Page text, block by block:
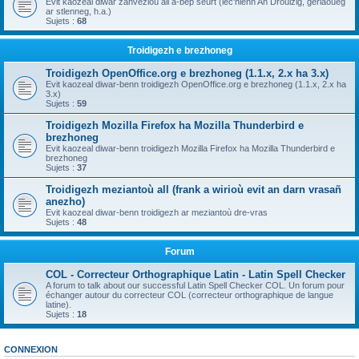
ar stlenneg, h.a.)
Sujets : 68
Troidigezh e brezhoneg
Troidigezh OpenOffice.org e brezhoneg (1.1.x, 2.x ha 3.x)
Evit kaozeal diwar-benn troidigezh OpenOffice.org e brezhoneg (1.1.x, 2.x ha
3.x)
Sujets : 59
Troidigezh Mozilla Firefox ha Mozilla Thunderbird e
brezhoneg
Evit kaozeal diwar-benn troidigezh Mozilla Firefox ha Mozilla Thunderbird e
brezhoneg
Sujets : 37
Troidigezh meziantoù all (frank a wirioù evit an darn vrasañ
anezho)
Evit kaozeal diwar-benn troidigezh ar meziantoù dre-vras
Sujets : 48
Forum
COL - Correcteur Orthographique Latin - Latin Spell Checker
A forum to talk about our successful Latin Spell Checker COL. Un forum pour
échanger autour du correcteur COL (correcteur orthographique de langue
latine).
Sujets : 18
CONNEXION